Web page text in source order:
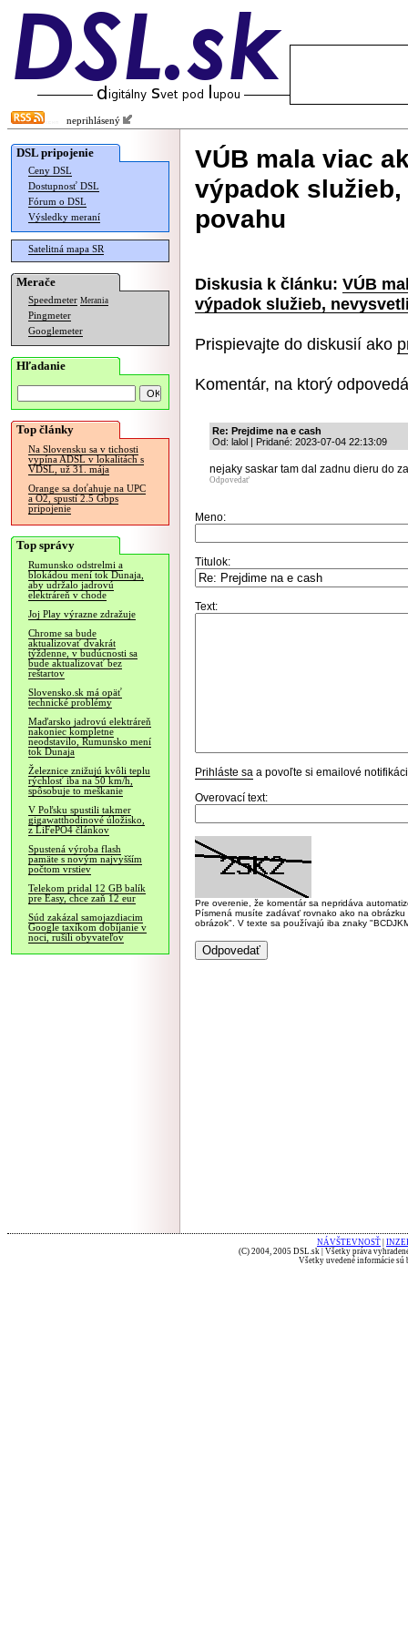
neprihlásený
DSL pripojenie
Ceny DSL
Dostupnosť DSL
Fórum o DSL
Výsledky meraní
Satelitná mapa SR
Merače
Speedmeter Merania
Pingmeter
Googlemeter
Hľadanie
Top články
Na Slovensku sa v tichosti
vypína ADSL v lokalitách s
VDSL, už 31. mája
Orange sa doťahuje na UPC
a O2, spustí 2.5 Gbps
pripojenie
Top správy
Rumunsko odstrelmi a
blokádou mení tok Dunaja,
aby udržalo jadrovú
elektráreň v chode
Joj Play výrazne zdražuje
Chrome sa bude
aktualizovať dvakrát
týždenne, v budúcnosti sa
bude aktualizovať bez
reštartov
Slovensko.sk má opäť
technické problémy
Maďarsko jadrovú elektráreň
nakoniec kompletne
neodstavilo, Rumunsko mení
tok Dunaja
Železnice znižujú kvôli teplu
rýchlosť iba na 50 km/h,
spôsobuje to meškanie
V Poľsku spustili takmer
gigawatthodinové úložisko,
z LiFePO4 článkov
Spustená výroba flash
pamäte s novým najvyšším
počtom vrstiev
Telekom pridal 12 GB balík
pre Easy, chce zaň 12 eur
Súd zakázal samojazdiacim
Google taxíkom dobíjanie v
noci, rušili obyvateľov
VÚB mala viac
výpadok
povahu
Diskusia k článku: VÚB
výpadok služieb,
Prispievajte do diskusií ako
Komentár, na ktorý
Re: Prejdime na e cash
Od: lalol | Pridané: 2023-07-04 22:13:09
nejaky saskar tam dal zadnu dieru do
Odpovedať
Meno:
Titulok:
Text:
Prihláste sa a povoľte si emailové
Overovací text:
Pre overenie, že komentár sa nepridáva
Písmená musíte zadávať rovnako ako na
obrázok". V texte sa používajú iba znaky
NÁVŠTEVNOSŤ
(C) 2004, 2005 DSL.sk | Všetky práva
Všetky uvedené informácie sú